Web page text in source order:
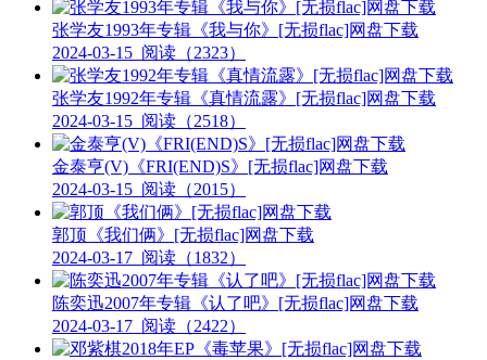
张学友1993年专辑《我与你》[无损flac]网盘下载
2024-03-15 阅读（2323）
张学友1992年专辑《真情流露》[无损flac]网盘下载
2024-03-15 阅读（2518）
金泰亨(V)《FRI(END)S》[无损flac]网盘下载
2024-03-15 阅读（2015）
郭顶《我们俩》[无损flac]网盘下载
2024-03-17 阅读（1832）
陈奕迅2007年专辑《认了吧》[无损flac]网盘下载
2024-03-17 阅读（2422）